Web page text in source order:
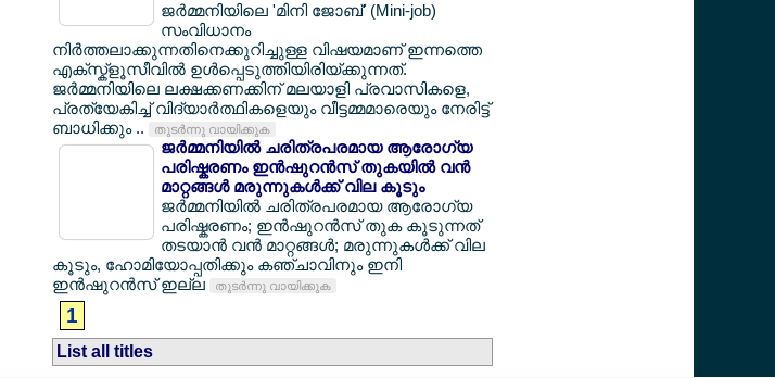
ജര്‍മ്മനിയിലെ 'മിനി ജോബ്' (Mini-job)
സംവിധാനം
നിര്‍ത്തലാക്കുന്നതിനെക്കുറിച്ചുള്ള വിഷയമാണ് ഇന്നത്തെ
എക്സ്ക്ളൂസീവില്‍ ഉള്‍പ്പെടുത്തിയിരിയ്ക്കുന്നത്.
ജര്‍മ്മനിയിലെ ലക്ഷക്കണക്കിന് മലയാളി പ്രവാസികളെ,
പ്രത്യേകിച്ച് വിദ്യാര്‍ത്ഥികളെയും വീട്ടമ്മമാരെയും നേരിട്ട്
ബാധിക്കും ..
തുടര്‍ന്നു വായിക്കുക
ജര്‍മ്മനിയില്‍ ചരിത്രപരമായ ആരോഗ്യ
പരിഷ്കരണം ഇന്‍ഷുറന്‍സ് തുകയില്‍ വന്‍
മാറ്റങ്ങള്‍ മരുന്നുകള്‍ക്ക് വില കൂടും
ജര്‍മ്മനിയില്‍ ചരിത്രപരമായ ആരോഗ്യ
പരിഷ്കരണം; ഇന്‍ഷുറന്‍സ് തുക കൂടുന്നത്
തടയാന്‍ വന്‍ മാറ്റങ്ങള്‍; മരുന്നുകള്‍ക്ക് വില
കൂടും, ഹോമിയോപ്പതിക്കും കഞ്ചാവിനും ഇനി
ഇന്‍ഷുറന്‍സ് ഇല്ല
തുടര്‍ന്നു വായിക്കുക
1
List all titles